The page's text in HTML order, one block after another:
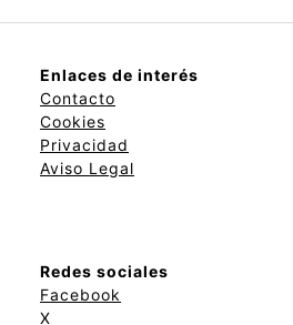
Enlaces de interés
Contacto
Cookies
Privacidad
Aviso Legal
Redes sociales
Facebook
X